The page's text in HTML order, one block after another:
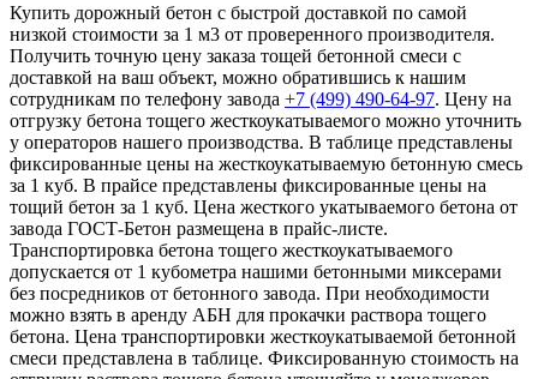
Купить дорожный бетон с быстрой доставкой по самой
низкой стоимости за 1 м3 от проверенного производителя.
Получить точную цену заказа тощей бетонной смеси с
доставкой на ваш объект, можно обратившись к нашим
сотрудникам по телефону завода +7 (499) 490-64-97. Цену на
отгрузку бетона тощего жесткоукатываемого можно уточнить
у операторов нашего производства. В таблице представлены
фиксированные цены на жесткоукатываемую бетонную смесь
за 1 куб. В прайсе представлены фиксированные цены на
тощий бетон за 1 куб. Цена жесткого укатываемого бетона от
завода ГОСТ-Бетон размещена в прайс-листе.
Транспортировка бетона тощего жесткоукатываемого
допускается от 1 кубометра нашими бетонными миксерами
без посредников от бетонного завода. При необходимости
можно взять в аренду АБН для прокачки раствора тощего
бетона. Цена транспортировки жесткоукатываемой бетонной
смеси представлена в таблице. Фиксированную стоимость на